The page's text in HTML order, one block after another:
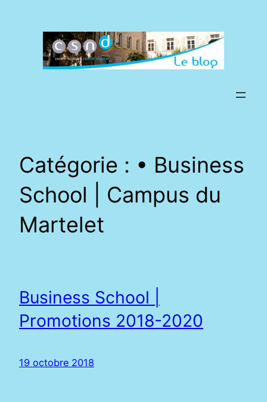
Catégorie : • Business
School | Campus du
Martelet
Business School |
Promotions 2018-2020
19 octobre 2018